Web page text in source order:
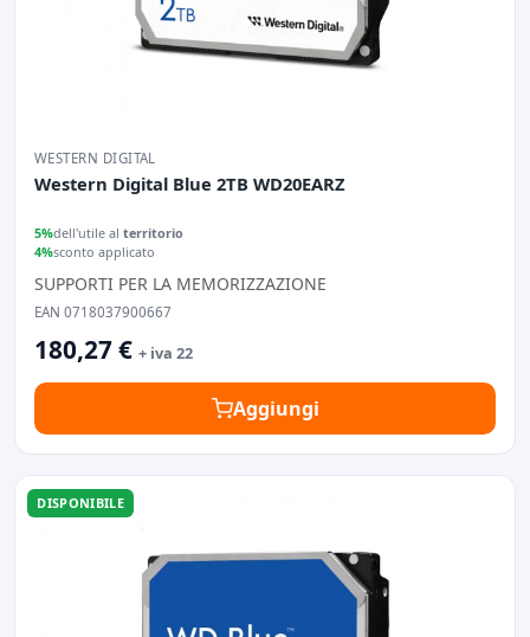
WESTERN DIGITAL
Western Digital Blue 2TB WD20EARZ
5%dell'utile al territorio
4%sconto applicato
SUPPORTI PER LA MEMORIZZAZIONE
EAN 0718037900667
180,27 € + iva 22
Aggiungi
DISPONIBILE